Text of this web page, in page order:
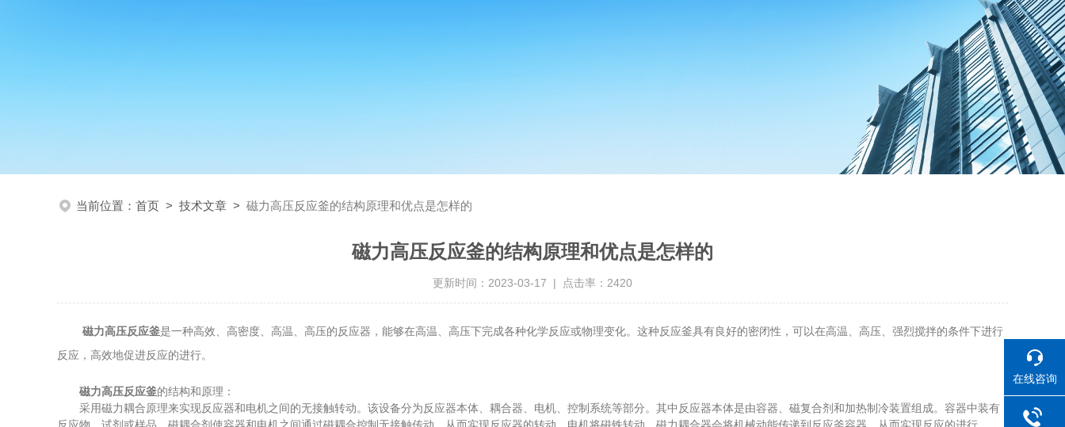
当前位置： 首页 > 技术文章 > 磁力高压反应釜的结构原理和优点是怎样的
磁力高压反应釜的结构原理和优点是怎样的
更新时间：2023-03-17 | 点击率：2420
磁力高压反应釜是一种高效、高密度、高温、高压的反应器，能够在高温、高压下完成各种化学反应或物理变化。这种反应釜具有良好的密闭性，可以在高温、高压、强烈搅拌的条件下进行
反应，高效地促进反应的进行。
磁力高压反应釜的结构和原理：
采用磁力耦合原理来实现反应器和电机之间的无接触转动。该设备分为反应器本体、耦合器、电机、控制系统等部分。其中反应器本体是由容器、磁复合剂和加热制冷装置组成。容器中装有
在线咨询